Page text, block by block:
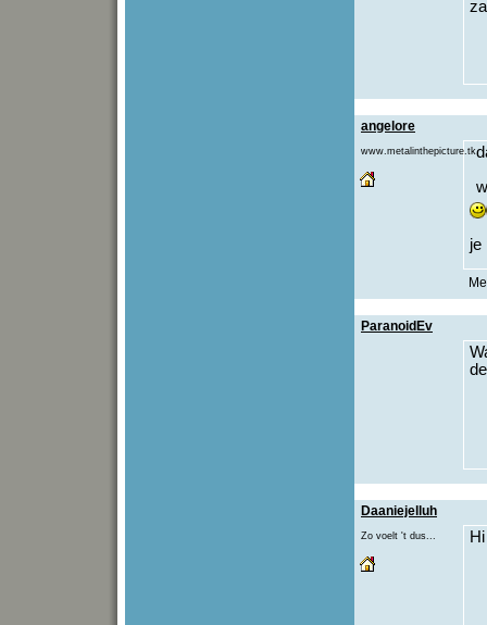
angelore
www.metalinthepicture.tk
je
ParanoidEv
Daaniejelluh
Zo voelt 't dus...